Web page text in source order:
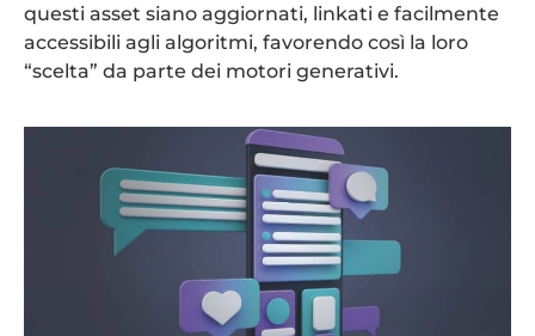
questi asset siano aggiornati, linkati e facilmente
accessibili agli algoritmi, favorendo così la loro
“scelta” da parte dei motori generativi.